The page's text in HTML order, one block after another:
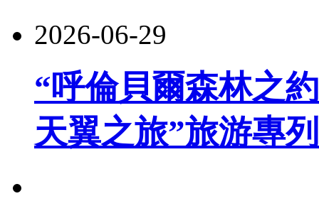
2026-06-29
“呼倫貝爾森林之
天翼之旅”旅游專